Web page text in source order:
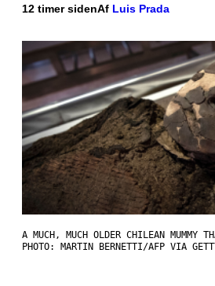
12 timer sidenAf Luis Prada
A MUCH, MUCH OLDER CHILEAN MUMMY
PHOTO: MARTIN BERNETTI/AFP VIA